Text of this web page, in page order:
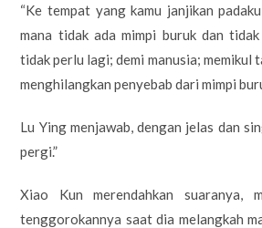
“Ke tempat yang kamu janjikan
mana tidak ada mimpi buruk dan
tidak perlu lagi; demi manusia; memikul
menghilangkan penyebab dari mimpi
Lu Ying menjawab, dengan jelas dan
pergi.”
Xiao Kun merendahkan suaranya,
tenggorokannya saat dia melangkah